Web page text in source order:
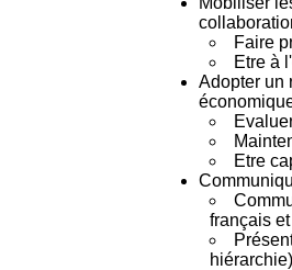
Faire
Etre à
Adopter un
Etre
français